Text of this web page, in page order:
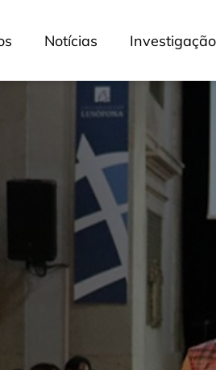
Notícias Investigação